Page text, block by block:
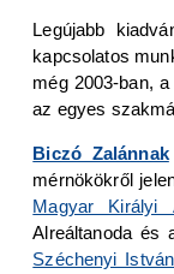
Legújabb
kapcsolatos
még 2003-ban, a
az egyes
Biczó Zalánnak
mérnökökről
Magyar Királyi
Alreáltanoda és
Széchenyi